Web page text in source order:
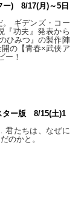
ー) 8/17(月)～5日
。 ギデンズ・コー
『功夫』発表から
ひみつ』の製作陣
の【青春×武侠ア
ー！
ター版 8/15(土)1
君たちは、なぜに
のかと。